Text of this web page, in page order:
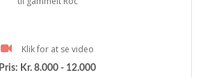
Klik for at se video
Pris: Kr. 8.000 - 12.000